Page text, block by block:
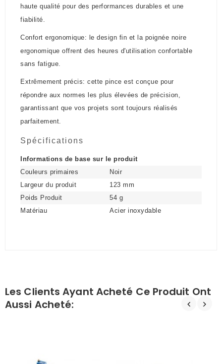
haute qualité pour des performances durables et une
fiabilité.
Confort ergonomique: le design fin et la poignée noire
ergonomique offrent des heures d'utilisation confortable
sans fatigue.
Extrêmement précis: cette pince est conçue pour
répondre aux normes les plus élevées de précision,
garantissant que vos projets sont toujours réalisés
parfaitement.
Spécifications
Informations de base sur le produit
Couleurs primaires
Noir
Largeur du produit
123 mm
Poids Produit
54 g
Matériau
Acier inoxydable
Les Clients Ayant Acheté Ce Produit Ont
Aussi Acheté: